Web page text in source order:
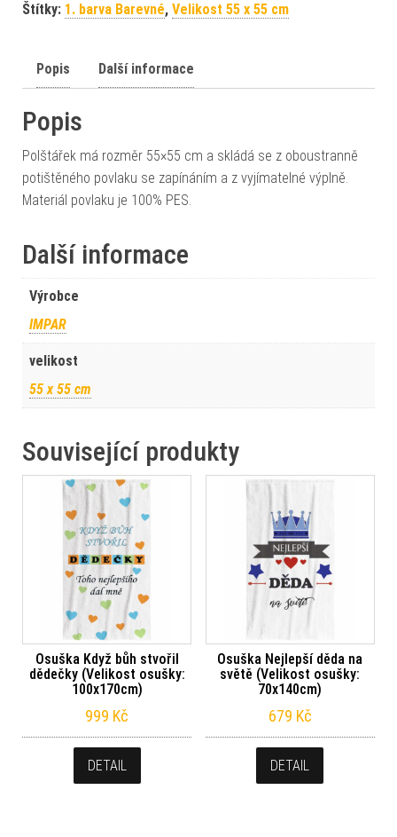
Štítky: 1. barva Barevné, Velikost 55 x 55 cm
Popis Další informace
Popis
Polštářek má rozměr 55×55 cm a skládá se z oboustranně
potištěného povlaku se zapínáním a z vyjímatelné výplně.
Materiál povlaku je 100% PES.
Další informace
Výrobce
IMPAR
velikost
55 x 55 cm
Související produkty
Osuška Když bůh stvořil
dědečky (Velikost osušky:
100x170cm)
999 Kč
DETAIL
Osuška Nejlepší děda na
světě (Velikost osušky:
70x140cm)
679 Kč
DETAIL